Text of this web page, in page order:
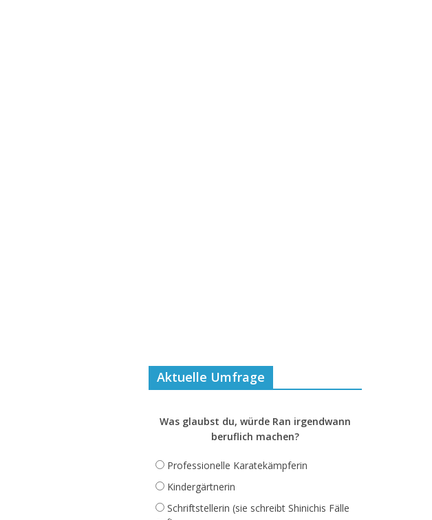
Aktuelle Umfrage
Was glaubst du, würde Ran irgendwann
beruflich machen?
Professionelle Karatekämpferin
Kindergärtnerin
Schriftstellerin (sie schreibt Shinichis Fälle